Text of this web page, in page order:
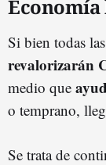
Economía
Si bien todas
revalorizarán
medio que
o temprano,
Se trata de